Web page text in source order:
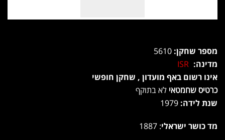
מספר שחקן:
מדינה: ISR
אינו רשום באף מועדון , שחקן חופשי
כרטיס שחמטאי לא בתוקף
שנת לידה:
מד כושר ישראלי: 1887